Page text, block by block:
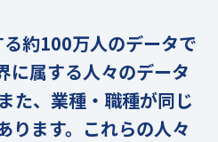
約100万人のデータで
に属する人々のデータ
た、業種・職種が同じ
ります。これらの人々